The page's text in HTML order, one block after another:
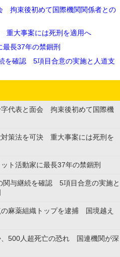
拘束後初めて国際機関関係者との
重大事案には死刑を適用へ
最長37年の禁錮刑
を確認 5項目合意の実施と人道支
代表と面会 拘束後初めて国際機
対策法を可決 重大事案には死刑を
ト活動家に最長37年の禁錮刑
関与継続を確認 5項目合意の実施と
麻薬組織トップを逮捕 国境越え
、500人超死亡の恐れ 国連機関が深